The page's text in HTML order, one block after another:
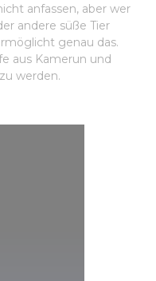
anfassen, aber wer
andere süße Tier
genau das.
aus Kamerun und
werden.